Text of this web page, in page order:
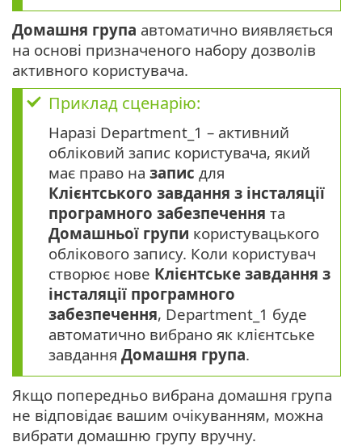
Домашня група автоматично виявляється
на основі призначеного набору дозволів
активного користувача.
Приклад сценарію:
Наразі Department_1 – активний
обліковий запис користувача, який
має право на запис для
Клієнтського завдання з інсталяції
програмного забезпечення та
Домашньої групи користувацького
облікового запису. Коли користувач
створює нове Клієнтське завдання з
інсталяції програмного
забезпечення, Department_1 буде
автоматично вибрано як клієнтське
завдання Домашня група.
Якщо попередньо вибрана домашня група
не відповідає вашим очікуванням, можна
вибрати домашню групу вручну.